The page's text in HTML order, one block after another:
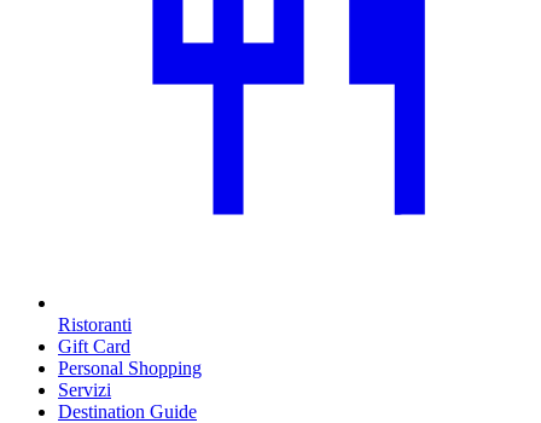
Ristoranti
Gift Card
Personal Shopping
Servizi
Destination Guide